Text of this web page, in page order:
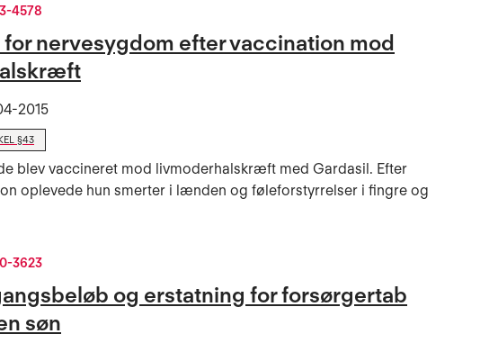
4578
for nervesygdom efter vaccination mod
2015
§43
blev vaccineret mod livmoderhalskræft med Gardasil. Efter
oplevede hun smerter i lænden og føleforstyrrelser i fingre og
3623
og erstatning for forsørgertab
søn